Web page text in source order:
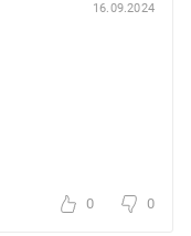
16.09.2024
0 0